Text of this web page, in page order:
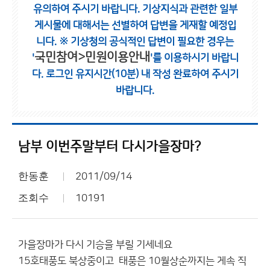
유의하여 주시기 바랍니다. 기상지식과 관련한 일부
게시물에 대해서는 선별하여 답변을 게재할 예정입
니다. ※ 기상청의 공식적인 답변이 필요한 경우는
'국민참여>민원이용안내 '를 이용하시기 바랍니
다. 로그인 유지시간(10분) 내 작성 완료하여 주시기
바랍니다.
남부 이번주말부터 다시가을장마?
한동훈 2011/09/14
조회수 10191
가을장마가 다시 기승을 부릴 기세네요
15호태풍도 북상중이고 태풍은 10월상순까지는 게속 직